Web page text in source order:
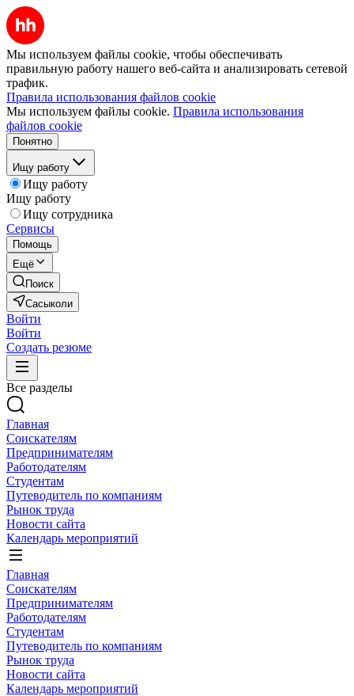
Мы используем файлы cookie, чтобы обеспечивать
правильную работу нашего веб-сайта и анализировать сетевой
трафик.
Правила использования файлов cookie
Мы используем файлы cookie. Правила использования
файлов cookie
Понятно
Ищу работу
Ищу работу
Ищу работу
Ищу сотрудника
Сервисы
Помощь
Ещё
Поиск
Сасыколи
Войти
Войти
Создать резюме
Все разделы
Главная
Соискателям
Предпринимателям
Работодателям
Студентам
Путеводитель по компаниям
Рынок труда
Новости сайта
Календарь мероприятий
Главная
Соискателям
Предпринимателям
Работодателям
Студентам
Путеводитель по компаниям
Рынок труда
Новости сайта
Календарь мероприятий